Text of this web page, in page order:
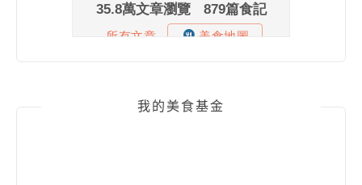
我的美食基金